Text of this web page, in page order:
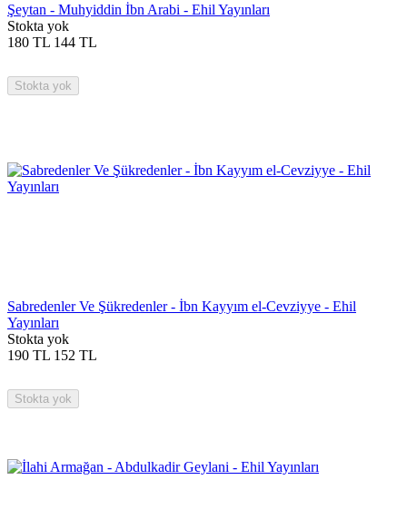
Şeytan - Muhyiddin İbn Arabi - Ehil Yayınları
Stokta yok
180 TL 144 TL
Stokta yok
Sabredenler Ve Şükredenler - İbn Kayyım el-Cevziyye - Ehil
Yayınları
Stokta yok
190 TL 152 TL
Stokta yok